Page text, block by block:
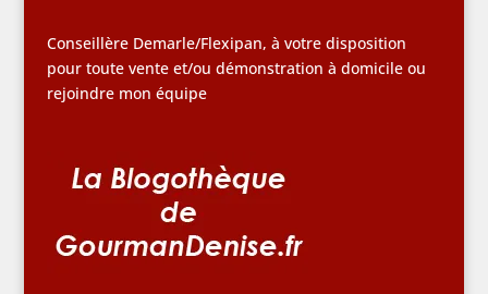
Conseillère Demarle/Flexipan, à votre disposition
pour toute vente et/ou démonstration à domicile ou
rejoindre mon équipe